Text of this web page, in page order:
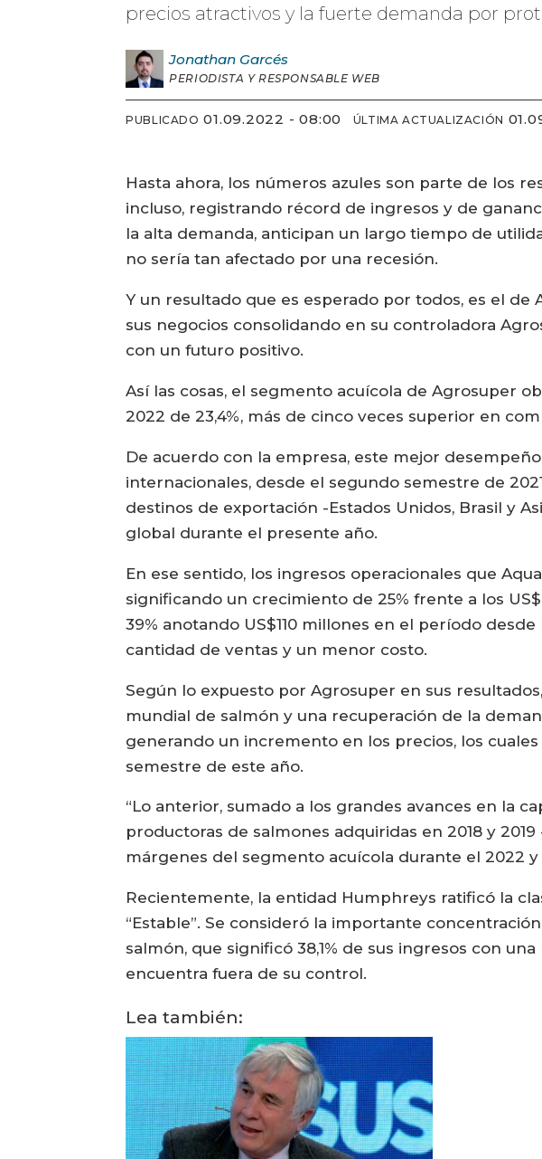
precios atractivos y la fuerte demanda por
Jonathan Garcés
PERIODISTA Y RESPONSABLE WEB
PUBLICADO 01.09.2022 - 08:00 ÚLTIMA ACTUALIZACIÓN
Hasta ahora, los números azules son parte de los
incluso, registrando récord de ingresos y de
la alta demanda, anticipan un largo tiempo de
no sería tan afectado por una recesión.
Y un resultado que es esperado por todos, es el
sus negocios consolidando en su controladora
con un futuro positivo.
Así las cosas, el segmento acuícola de Agrosuper
2022 de 23,4%, más de cinco veces superior en
De acuerdo con la empresa, este mejor
internacionales, desde el segundo semestre de
destinos de exportación -Estados Unidos, Brasil y
global durante el presente año.
En ese sentido, los ingresos operacionales que
significando un crecimiento de 25% frente a los
39% anotando US$110 millones en el período
cantidad de ventas y un menor costo.
Según lo expuesto por Agrosuper en sus
mundial de salmón y una recuperación de la
generando un incremento en los precios, los
semestre de este año.
“Lo anterior, sumado a los grandes avances en la
productoras de salmones adquiridas en 2018 y
márgenes del segmento acuícola durante el 2022
Recientemente, la entidad Humphreys ratificó la
“Estable”. Se consideró la importante
salmón, que significó 38,1% de sus ingresos con
encuentra fuera de su control.
Lea también: